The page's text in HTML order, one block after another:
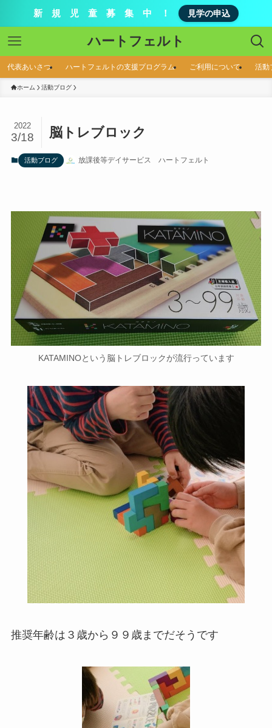
新 規 児 童 募 集 中 ！ 見学の申込
ハートフェルト
代表あいさつ ハートフェルトの支援プログラム ご利用について 活動
ホーム 活動ブログ
脳トレブロック
2022
3/18
活動ブログ 放課後等デイサービス ハートフェルト
KATAMINOという脳トレブロックが流行っています
推奨年齢は３歳から９９歳までだそうです